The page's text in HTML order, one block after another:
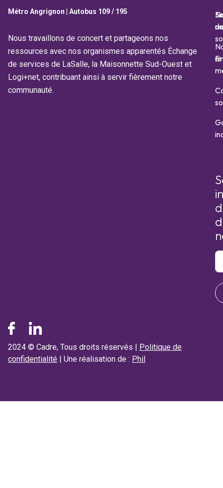
Métro Angrignon | Autobus 109 / 195
Nous travaillons de concert et partageons nos
ressources avec nos organismes apparentés Échange
de services de LaSalle, la Maisonnette Sud-Ouest et
Logi+net, contribuant ainsi à servir fièrement notre
communauté.
2024 © Cadre, Tous droits réservés | Politique de
confidentialité | Une réalisation de : Phil